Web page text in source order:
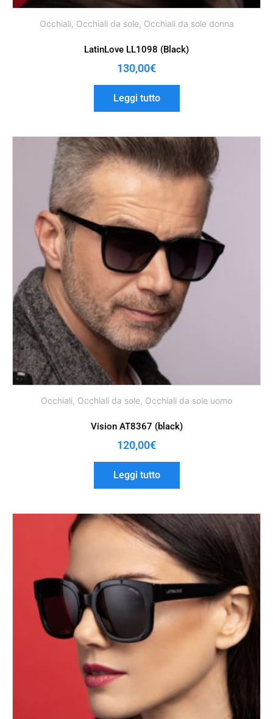
Occhiali, Occhiali da sole, Occhiali da sole donna
LatinLove LL1098 (Black)
130,00€
Leggi tutto
Occhiali, Occhiali da sole, Occhiali da sole uomo
Vision AT8367 (black)
120,00€
Leggi tutto